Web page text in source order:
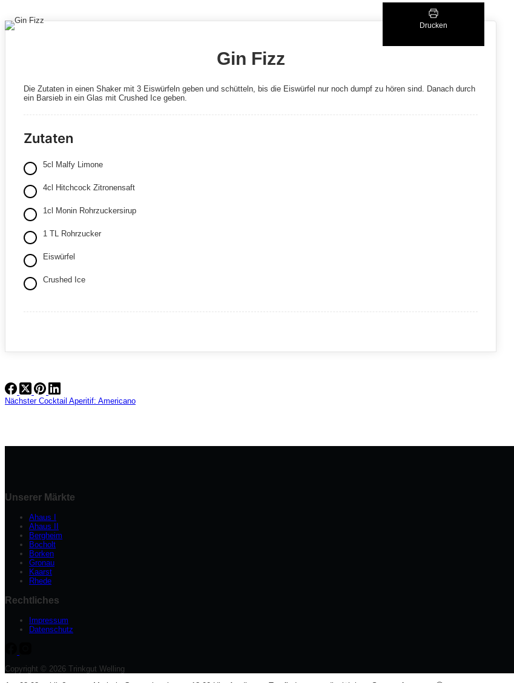
Drucken
Gin Fizz
Die Zutaten in einen Shaker mit 3 Eiswürfeln geben und schütteln, bis die Eiswürfel nur noch dumpf zu hören sind. Danach durch
ein Barsieb in ein Glas mit Crushed Ice geben.
Zutaten
5cl Malfy Limone
4cl Hitchcock Zitronensaft
1cl Monin Rohrzuckersirup
1 TL Rohrzucker
Eiswürfel
Crushed Ice
Nächster Cocktail Aperitif: Americano
Unserer Märkte
Ahaus I
Ahaus II
Bergheim
Bocholt
Borken
Gronau
Kaarst
Rhede
Rechtliches
Impressum
Datenschutz
Copyright © 2026 Trinkgut Welling